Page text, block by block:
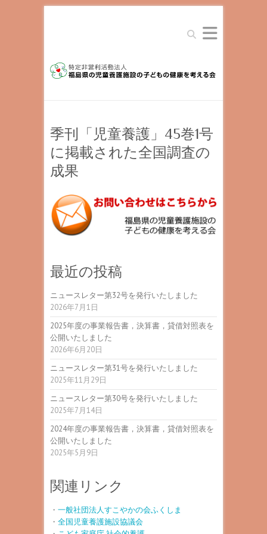
Search
季刊「児童養護」45巻1号
に掲載された全国調査の
成果
最近の投稿
ニュースレター第32号を発行いたしました
2026年7月1日
2025年度の事業報告書，決算書，貸借対照表を
公開いたしました
2026年6月20日
ニュースレター第31号を発行いたしました
2025年11月29日
ニュースレター第30号を発行いたしました
2025年7月14日
2024年度の事業報告書，決算書，貸借対照表を
公開いたしました
2025年5月9日
関連リンク
・ 一般社団法人すこやかの会ふくしま
・ 全国児童養護施設協議会